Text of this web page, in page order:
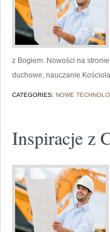
z Bogiem. Nowości na
duchowe, nauczanie
CATEGORIES: NOWE
Inspiracje z